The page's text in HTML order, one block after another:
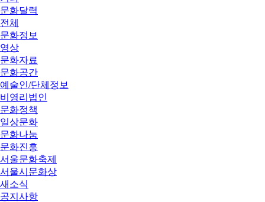
문화달력
전체
문화정보
영상
문화자료
문화공간
예술인/단체정보
비영리법인
문화정책
일상문화
문화나눔
문화진흥
서울문화축제
서울시문화상
새소식
공지사항